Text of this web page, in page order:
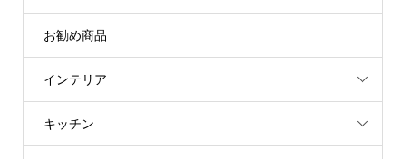
お勧め商品
インテリア
キッチン